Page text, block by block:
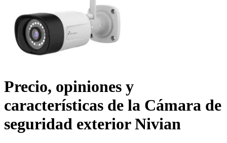
Precio, opiniones y
características de la Cámara de
seguridad exterior Nivian